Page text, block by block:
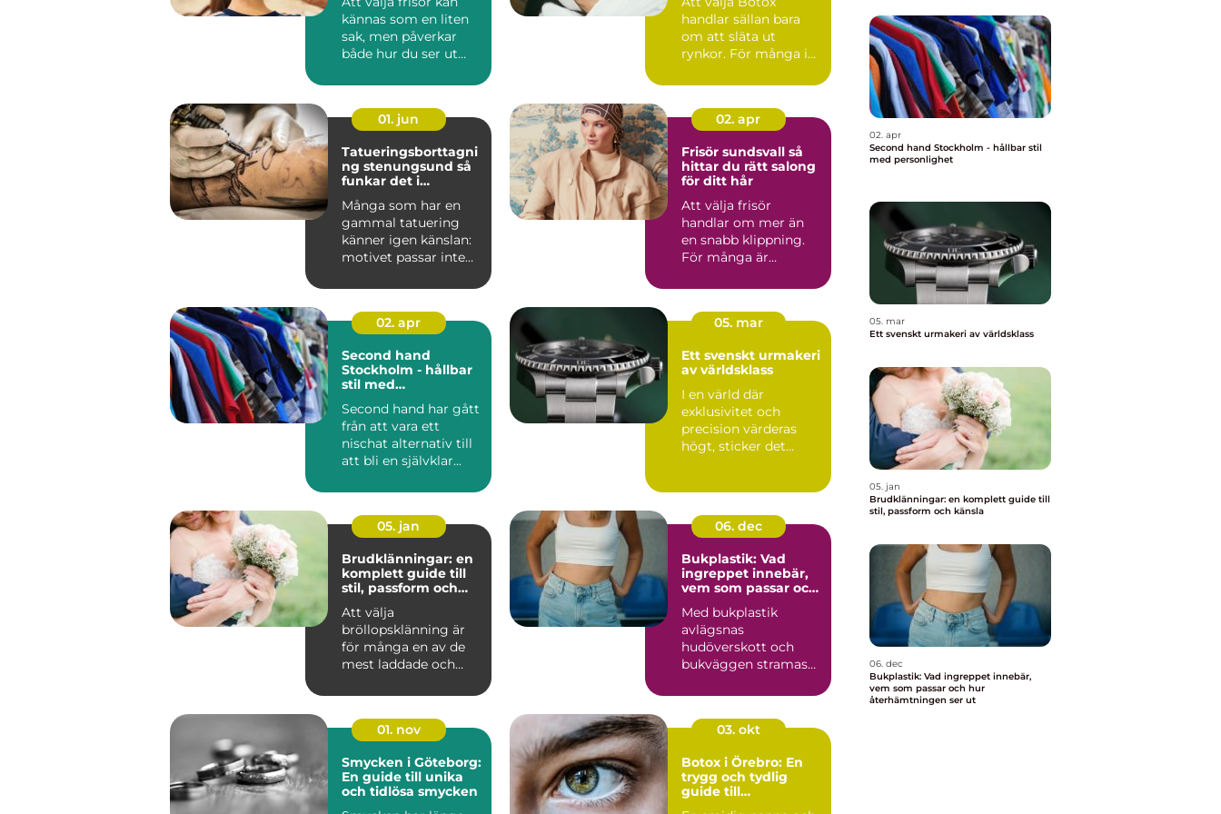
kännas som en liten
sak, men påverkar
både hur du ser ut
s...
handlar sällan bara
om att släta ut
rynkor. För många i
att se...
01. jun
Tatueringsborttagni
ng stenungsund så
funkar det i
Många som har en
gammal tatuering
känner igen känslan:
motivet passar inte
blek...
02. apr
Frisör sundsvall så
hittar du rätt salong
för ditt hår
Att välja frisör
handlar om mer än
en snabb klippning.
För många är
avkoppling...
02. apr
Second hand
Stockholm - hållbar
stil med
Second hand har gått
från att vara ett
nischat alternativ till
att bli en självklar...
05. mar
Ett svenskt urmakeri
av världsklass
I en värld där
exklusivitet och
precision värderas
högt, sticker det
05. jan
Brudklänningar: en
komplett guide till
stil, passform och
Att välja
bröllopsklänning är
för många en av de
mest laddade och
06. dec
Bukplastik: Vad
ingreppet innebär,
vem som passar och
ser ut
Med bukplastik
avlägsnas
hudöverskott och
bukväggen stramas
använ...
01. nov
Smycken i Göteborg:
En guide till unika
och tidlösa smycken
03. okt
Botox i Örebro: En
trygg och tydlig
guide till
02. apr
Second hand Stockholm - hållbar stil
med personlighet
05. mar
Ett svenskt urmakeri av världsklass
05. jan
Brudklänningar: en komplett guide till
stil, passform och känsla
06. dec
Bukplastik: Vad ingreppet innebär,
vem som passar och hur
återhämtningen ser ut